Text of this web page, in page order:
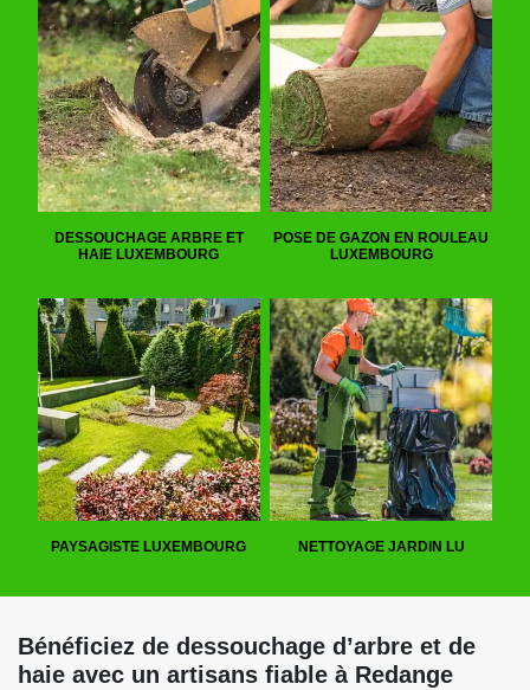
DESSOUCHAGE ARBRE ET
HAIE LUXEMBOURG
POSE DE GAZON EN ROULEAU
LUXEMBOURG
PAYSAGISTE LUXEMBOURG NETTOYAGE JARDIN LU
Bénéficiez de dessouchage d’arbre et de
haie avec un artisans fiable à Redange